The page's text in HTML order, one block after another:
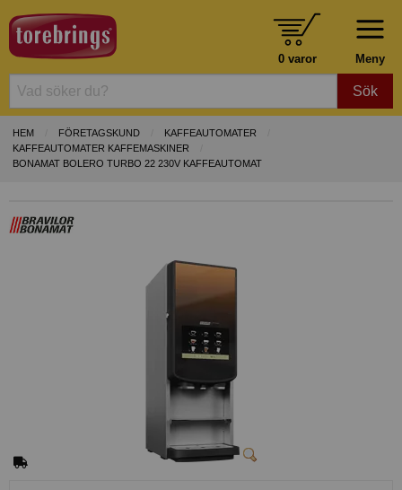
Meny
0 varor
Sök
HEM FÖRETAGSKUND
KAFFEAUTOMATER
KAFFEAUTOMATER KAFFEMASKINER
BONAMAT BOLERO TURBO 22 230V KAFFEAUTOMAT